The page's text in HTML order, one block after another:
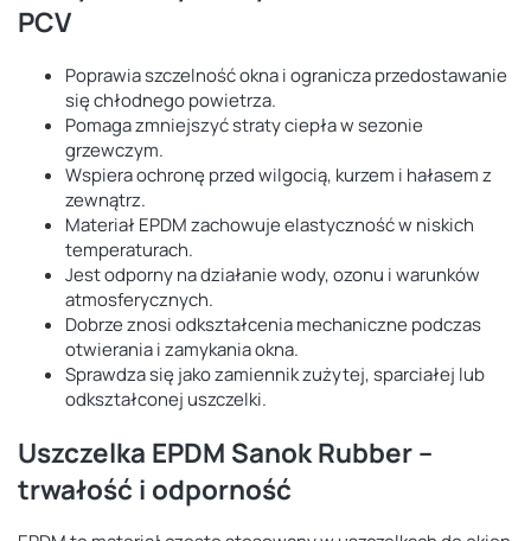
PCV
Poprawia szczelność okna i ogranicza przedostawanie
się chłodnego powietrza.
Pomaga zmniejszyć straty ciepła w sezonie
grzewczym.
Wspiera ochronę przed wilgocią, kurzem i hałasem z
zewnątrz.
Materiał EPDM zachowuje elastyczność w niskich
temperaturach.
Jest odporny na działanie wody, ozonu i warunków
atmosferycznych.
Dobrze znosi odkształcenia mechaniczne podczas
otwierania i zamykania okna.
Sprawdza się jako zamiennik zużytej, sparciałej lub
odkształconej uszczelki.
Uszczelka EPDM Sanok Rubber –
trwałość i odporność